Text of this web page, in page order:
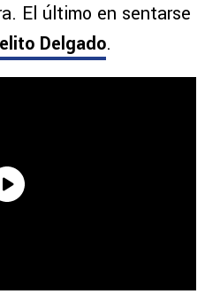
El último en sentarse
Delgado.